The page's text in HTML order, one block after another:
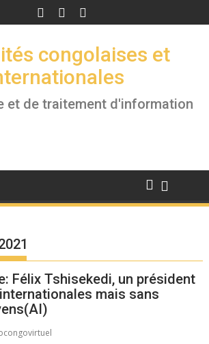
congolaises et
et de traitement d'information
Félix Tshisekedi, un président
mais sans